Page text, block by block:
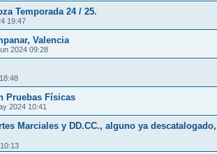
Temporada 24 / 25.
19:47
Valencia
2024 09:28
Pruebas Físicas
2024 10:41
Marciales y DD.CC., alguno ya